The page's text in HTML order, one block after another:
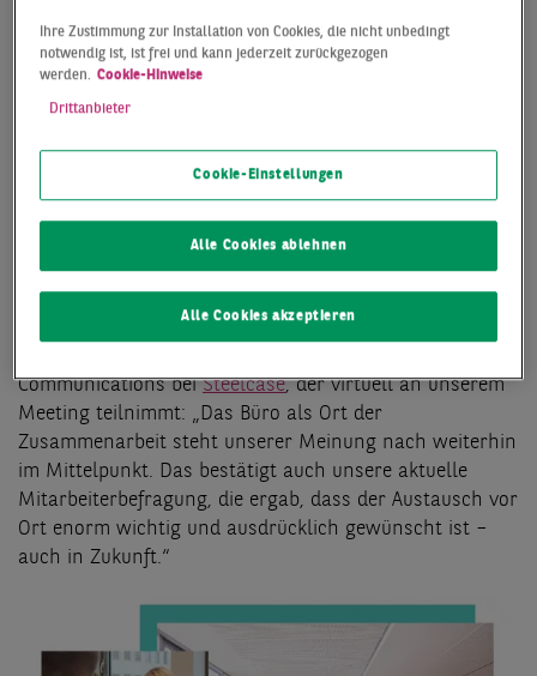
ermöglicht.“
BÜRO BLEIBT
WEITERHIN IM
MITTELPUNKT
Denn das Mobile Working wird von vielen bereits als
der neue Konkurrent des Büroarbeitsplatzes gehandelt.
Ob dieses sich aber flächendeckend durchsetzen wird,
Communications beiSteelcase, der virtuell an unserem
Meeting teilnimmt: „Das Büro als Ort der
Zusammenarbeit steht unserer Meinung nach weiterhin
im Mittelpunkt. Das bestätigt auch unsere aktuelle
Mitarbeiterbefragung, die ergab, dass der Austausch vor
Ort enorm wichtig und ausdrücklich gewünscht ist –
auch in Zukunft.“
Ihre Zustimmung zur Installation von Cookies, die nicht unbedingt
notwendig ist, ist frei und kann jederzeit zurückgezogen
werden. Cookie-Hinweise
Drittanbieter
Cookie-Einstellungen
Alle Cookies ablehnen
Alle Cookies akzeptieren